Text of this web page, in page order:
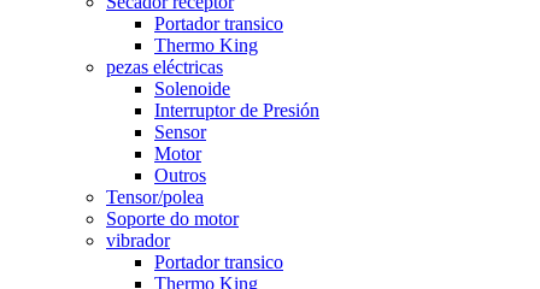
Portador transico
Thermo King
pezas eléctricas
Solenoide
Interruptor de Presión
Sensor
Motor
Outros
Tensor/polea
Soporte do motor
vibrador
Portador transico
Thermo King